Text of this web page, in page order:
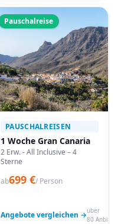
Pauschalreise
PAUSCHALREISEN
1 Woche Gran Canaria
2 Erw. - All Inclusive – 4
Sterne
ab699 €/ Person
Angebote vergleichen →über
80